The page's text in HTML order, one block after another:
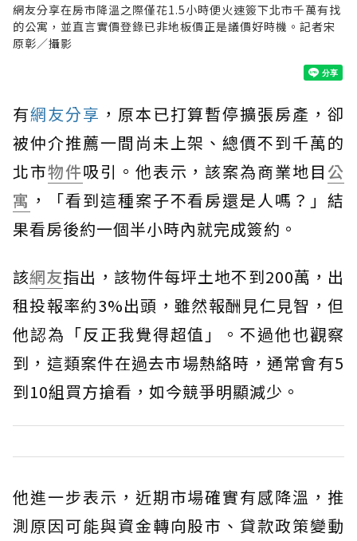
網友分享在房市降溫之際僅花1.5小時便火速簽下北市千萬有找
的公寓，並直言實價登錄已非地板價正是議價好時機。記者宋
原彰／攝影
有網友分享 ，原本已打算暫停擴張房產，卻
被仲介推薦一間尚未上架、總價不到千萬的
北市物件吸引。他表示，該案為商業地目公
寓 ，「看到這種案子不看房還是人嗎？」結
果看房後約一個半小時內就完成簽約。
該網友指出，該物件每坪土地不到200萬，出
租投報率約3%出頭，雖然報酬見仁見智，但
他認為「反正我覺得超值」。不過他也觀察
到，這類案件在過去市場熱絡時，通常會有5
到10組買方搶看，如今競爭明顯減少。
他進一步表示，近期市場確實有感降溫，推
測原因可能與資金轉向股市、貸款政策變動